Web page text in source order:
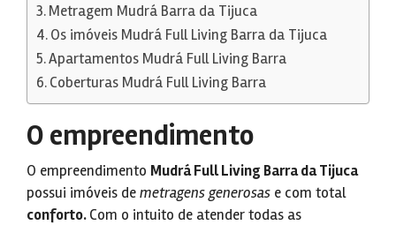
Metragem Mudrá Barra da Tijuca
Os imóveis Mudrá Full Living Barra da Tijuca
Apartamentos Mudrá Full Living Barra
Coberturas Mudrá Full Living Barra
O empreendimento
O empreendimento Mudrá Full Living Barra da Tijuca
possui imóveis demetragens generosas e com total
conforto.Com o intuito de atender todas as